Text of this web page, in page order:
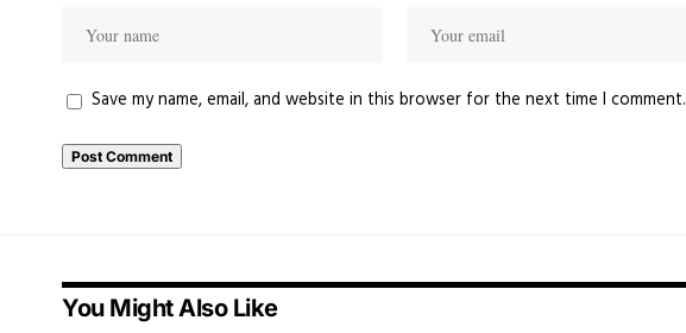
Save my name, email, and website in this browser for the next time I comment.
You Might Also Like